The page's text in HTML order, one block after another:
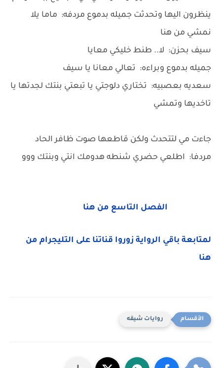
ينظرون اليها وتحدثت جميله بدموع مردفه: ماما يلا
نمشي من هنا
سيف بحزن: لا.. طنط خليكي معايا
جميله بدموع وبراءه: تعالي معانا يا سيف
سعديه بعصبيه: تختاري دلوجتي يا تبعتي بنتك لجدتها يا
تاخديها وتمشي
جاءت مي لتتحدث ولكن قاطعها صوت ظافر الحاد
مردفا: اطلعي حضري شنطه هدومك انتي وبنتك ووو
الفصل التاسع من هنا
لمتابعة باقي الرواية زوروا قناتنا على التليجرام من
هنا
روايات شيقه